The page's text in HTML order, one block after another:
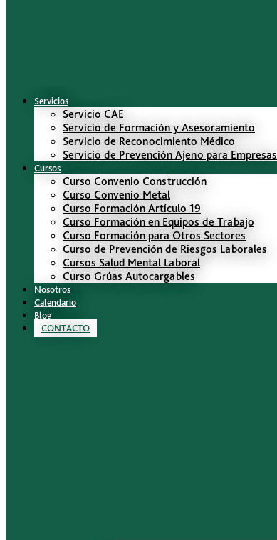
Servicios
Servicio CAE
Servicio de Formación y Asesoramiento
Servicio de Reconocimiento Médico
Servicio de Prevención Ajeno para Empresas
Cursos
Curso Convenio Construcción
Curso Convenio Metal
Curso Formación Artículo 19
Curso Formación en Equipos de Trabajo
Curso Formación para Otros Sectores
Curso de Prevención de Riesgos Laborales
Cursos Salud Mental Laboral
Curso Grúas Autocargables
Nosotros
Calendario
Blog
CONTACTO